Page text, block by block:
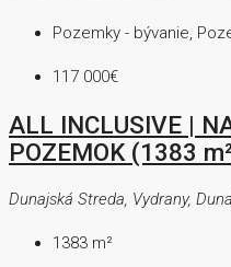
Pozemky - bývanie,
117 000€
ALL INCLUSIVE |
POZEMOK (1383
Dunajská Streda, Vydrany,
1383 m²